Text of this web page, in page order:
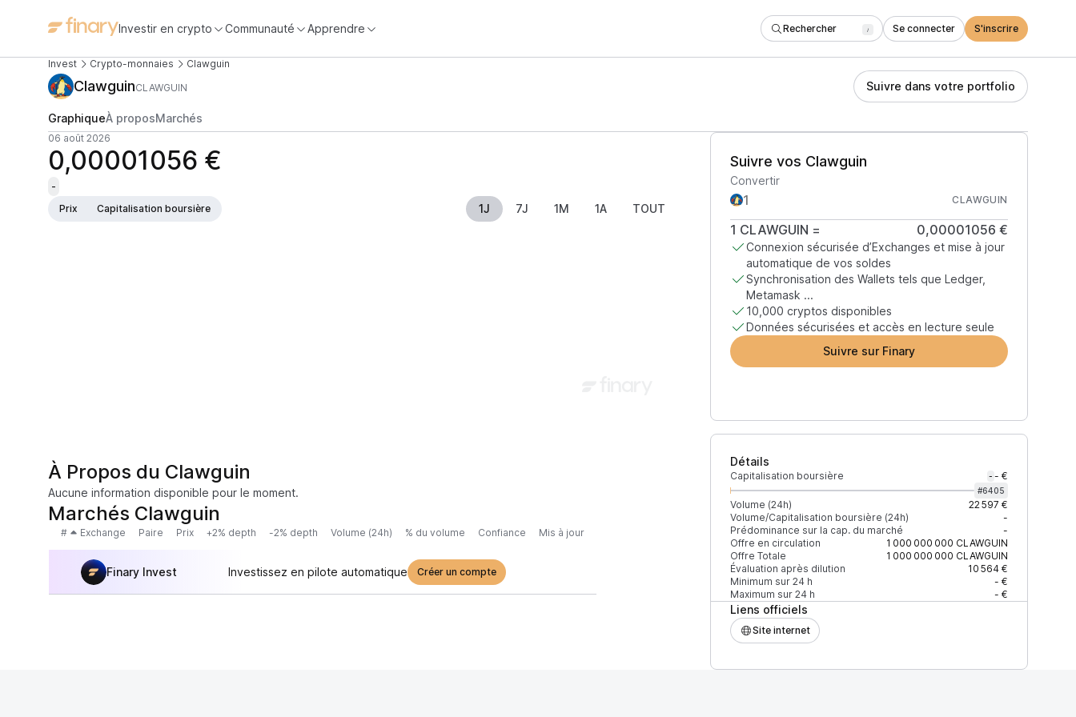
Investir en crypto Communauté Apprendre Rechercher / Se connecter S'inscrire
Invest Crypto-monnaies Clawguin
ClawguinCLAWGUIN Suivre dans votre portfolio
GraphiqueÀ proposMarchés
06 août 2026
0,00001056 €
-
Prix
Capitalisation boursière 1J 7J 1M 1A TOUT
Suivre vos Clawguin
Convertir
CLAWGUIN
1 CLAWGUIN = 0,00001056 €
Connexion sécurisée d’Exchanges et mise à jour
automatique de vos soldes
Synchronisation des Wallets tels que Ledger,
Metamask ...
10,000 cryptos disponibles
Données sécurisées et accès en lecture seule
Suivre sur Finary
Détails
Capitalisation boursière - - €
#6405
Volume (24h)
22 597 €
Volume/Capitalisation boursière (24h)
-
Prédominance sur la cap. du marché
-
Offre en circulation
1 000 000 000 CLAWGUIN
Offre Totale
1 000 000 000 CLAWGUIN
Évaluation après dilution
10 564 €
Minimum sur 24 h
- €
Maximum sur 24 h
- €
Liens officiels
Site internet
À Propos du Clawguin
Aucune information disponible pour le moment.
Marchés Clawguin
# Exchange Paire Prix +2% depth -2% depth Volume (24h) % du volume Confiance Mis à jour
Finary Invest Investissez en pilote automatique Créer un compte